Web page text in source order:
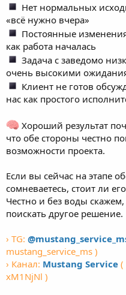
Нет нормальных
«всё нужно вчера»
Постоянные
как работа началась
Задача с заведомо
очень высокими
Клиент не готов
нас как простого
Хороший результат
что обе стороны честно
возможности проекта.
Если вы сейчас на этапе
сомневаетесь, стоит ли
Честно и без воды
поискать другое решение.
› TG:
mustang_service_ms )
› Канал: Mustang Service (
xM1NjNl )